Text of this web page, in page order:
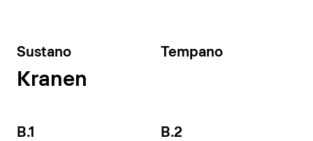
Sustano Tempano
Kranen
B.1 B.2